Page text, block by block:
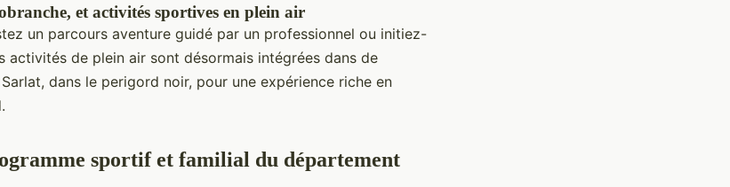
et activités sportives en plein air
un parcours aventure guidé par un professionnel ou initiez-
activités de plein air sont désormais intégrées dans de
dans le perigord noir, pour une expérience riche en
sportif et familial du département